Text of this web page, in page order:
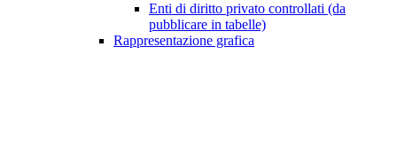
Enti di diritto privato controllati (da
pubblicare in tabelle)
Rappresentazione grafica